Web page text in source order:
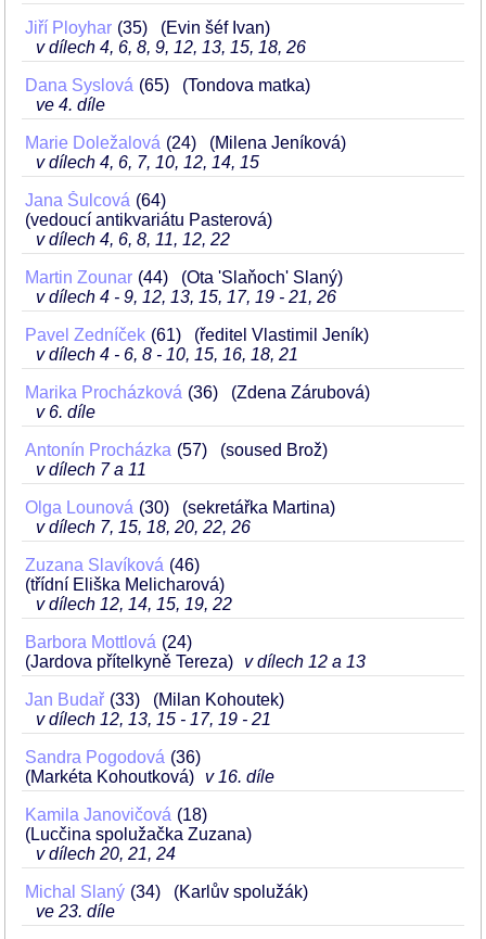
Jiří Ployhar 35
(Evin šéf Ivan)
v dílech 4, 6, 8, 9, 12, 13, 15, 18, 26
Dana Syslová 65
(Tondova matka)
ve 4. díle
Marie Doležalová 24
(Milena Jeníková)
v dílech 4, 6, 7, 10, 12, 14, 15
Jana Šulcová
64
(vedoucí antikvariátu Pasterová)
v dílech 4, 6, 8, 11, 12, 22
Martin Zounar 44
(Ota 'Slaňoch' Slaný)
v dílech 4 - 9, 12, 13, 15, 17, 19 - 21, 26
Pavel Zedníček 61
(ředitel Vlastimil Jeník)
v dílech 4 - 6, 8 - 10, 15, 16, 18, 21
Marika Procházková 36
(Zdena Zárubová)
v 6. díle
Antonín Procházka 57
(soused Brož)
v dílech 7 a 11
Olga Lounová 30
(sekretářka Martina)
v dílech 7, 15, 18, 20, 22, 26
Zuzana Slavíková
46
(třídní Eliška Melicharová)
v dílech 12, 14, 15, 19, 22
Barbora Mottlová
24
(Jardova přítelkyně Tereza)
v dílech 12 a 13
Jan Budař 33
(Milan Kohoutek)
v dílech 12, 13, 15 - 17, 19 - 21
Sandra Pogodová
36
(Markéta Kohoutková)
v 16. díle
Kamila Janovičová
18
(Lucčina spolužačka Zuzana)
v dílech 20, 21, 24
Michal Slaný 34
(Karlův spolužák)
ve 23. díle